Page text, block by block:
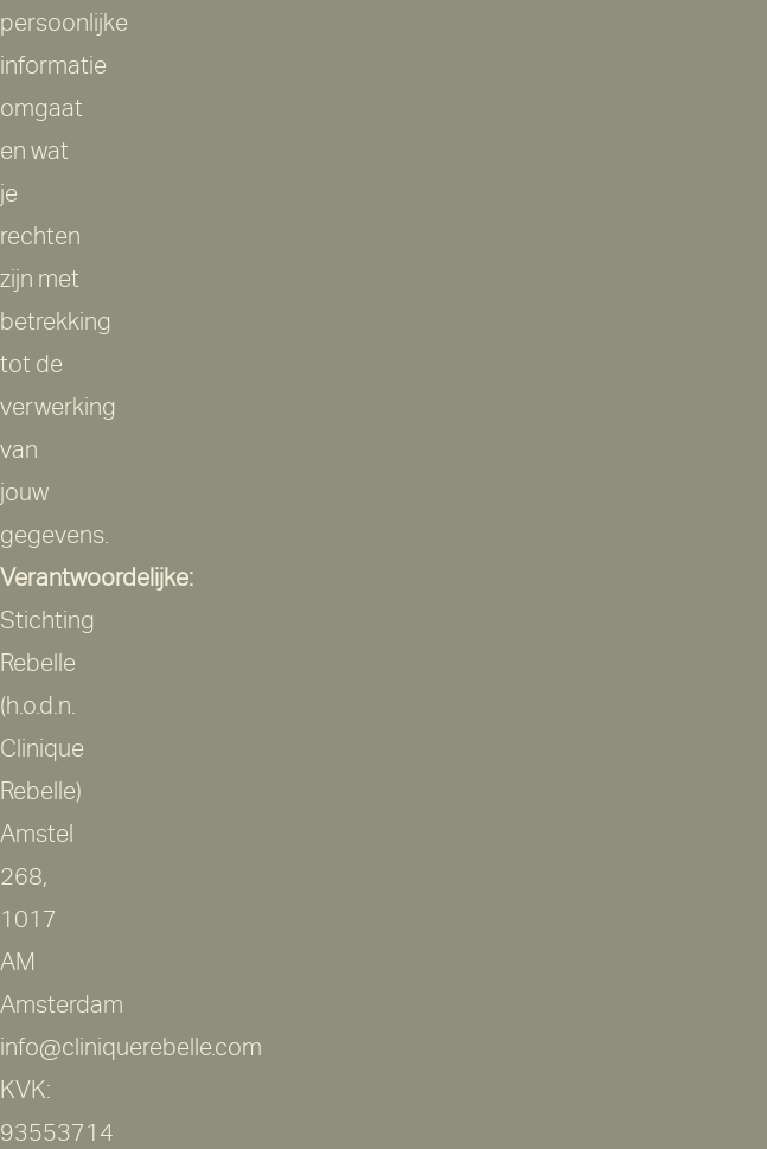
persoonlijke
informatie
omgaat
en wat
je
rechten
zijn met
betrekking
tot de
verwerking
van
jouw
gegevens.
Verantwoordelijke:
Stichting
Rebelle
(h.o.d.n.
Clinique
Rebelle)
Amstel
268,
1017
AM
Amsterdam
info@cliniquerebelle.com
KVK:
93553714